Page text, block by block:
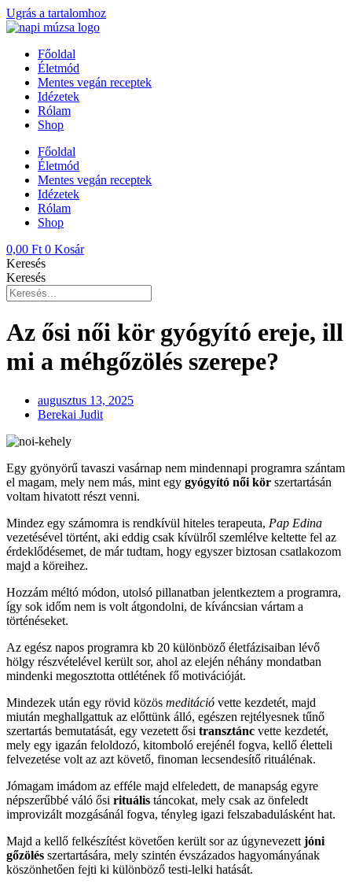
Ugrás a tartalomhoz
Főoldal
Életmód
Mentes vegán receptek
Idézetek
Rólam
Shop
Főoldal
Életmód
Mentes vegán receptek
Idézetek
Rólam
Shop
0,00 Ft 0 Kosár
Keresés
Keresés
Az ősi női kör gyógyító ereje, ill
mi a méhgőzölés szerepe?
augusztus 13, 2025
Berekai Judit
Egy gyönyörű tavaszi vasárnap nem mindennapi programra szántam
el magam, mely nem más, mint egy gyógyító női kör szertartásán
voltam hivatott részt venni.
Mindez egy számomra is rendkívül hiteles terapeuta, Pap Edina
vezetésével történt, aki eddig csak kívülről szemlélve keltette fel az
érdeklődésemet, de már tudtam, hogy egyszer biztosan csatlakozom
majd a köreihez.
Hozzám méltó módon, utolsó pillanatban jelentkeztem a programra,
így sok időm nem is volt átgondolni, de kíváncsian vártam a
történéseket.
Az egész napos programra kb 20 különböző életfázisaiban lévő
hölgy részvételével került sor, ahol az elején néhány mondatban
mindenki megosztotta ottlétének fő motivációját.
Mindezek után egy rövid közös meditáció vette kezdetét, majd
miután meghallgattuk az előttünk álló, egészen rejtélyesnek tűnő
szertartás bemutatását, egy vezetett ősi transztánc vette kezdetét,
mely egy igazán feloldozó, kitomboló erejénél fogva, kellő életteli
felvezetése volt az azt követő, finoman lecsendesítő rituálénak.
Jómagam imádom az efféle majd elfeledett, de manapság egyre
népszerűbbé váló ősi rituális táncokat, mely csak az önfeledt
improvizált mozgásánál fogva, tényleg igazi felszabadulásként hat.
Majd a kellő felkészítést követően került sor az úgynevezett jóni
gőzölés szertartására, mely szintén évszázados hagyományának
köszönhetően fejti ki különböző testi-lelki hatását.